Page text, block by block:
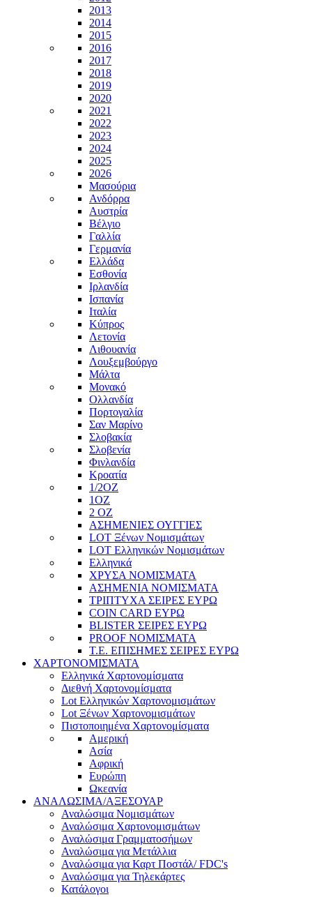
2013
2014
2015
2016
2017
2018
2019
2020
2021
2022
2023
2024
2025
2026
Μασούρια
Ανδόρρα
Αυστρία
Βέλγιο
Γαλλία
Γερμανία
Ελλάδα
Εσθονία
Ιρλανδία
Ισπανία
Ιταλία
Κύπρος
Λετονία
Λιθουανία
Λουξεμβούργο
Μάλτα
Μονακό
Ολλανδία
Πορτογαλία
Σαν Μαρίνο
Σλοβακία
Σλοβενία
Φινλανδία
Κροατία
1/2ΟΖ
1ΟΖ
2 OZ
ΑΣΗΜΕΝΙΕΣ ΟΥΓΓΙΕΣ
LOT Ξένων Νομισμάτων
LOT Ελληνικών Νομισμάτων
Ελληνικά
ΧΡΥΣΑ ΝΟΜΙΣΜΑΤΑ
ΑΣΗΜΕΝΙΑ ΝΟΜΙΣΜΑΤΑ
ΤΡΙΠΤΥΧΑ ΣΕΙΡΕΣ ΕΥΡΩ
COIN CARD ΕΥΡΩ
BLISTER ΣΕΙΡΕΣ ΕΥΡΩ
PROOF ΝΟΜΙΣΜΑΤΑ
Τ.Ε. ΕΠΙΣΗΜΕΣ ΣΕΙΡΕΣ ΕΥΡΩ
ΧΑΡΤΟΝΟΜΙΣΜΑΤΑ
Eλληνικά Χαρτονομίσματα
Διεθνή Χαρτονομίσματα
Lot Ελληνικών Χαρτονομισμάτων
Lot Ξένων Χαρτονομισμάτων
Πιστοποιημένα Χαρτονομίσματα
Αμερική
Ασία
Αφρική
Ευρώπη
Ωκεανία
ΑΝΑΛΩΣΙΜΑ/ΑΞΕΣΟΥΑΡ
Αναλώσιμα Νομισμάτων
Αναλώσιμα Χαρτονομισμάτων
Αναλώσιμα Γραμματοσήμων
Αναλώσιμα για Μετάλλια
Αναλώσιμα για Καρτ Ποστάλ/ FDC's
Αναλώσιμα για Τηλεκάρτες
Κατάλογοι